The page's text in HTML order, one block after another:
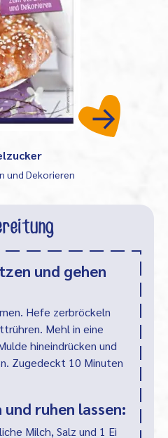
und Dekorieren
und gehen
Hefe zerbröckeln
Mehl in eine
hineindrücken und
Zugedeckt 10 Minuten
ruhen lassen:
Milch, Salz und 1 Ei